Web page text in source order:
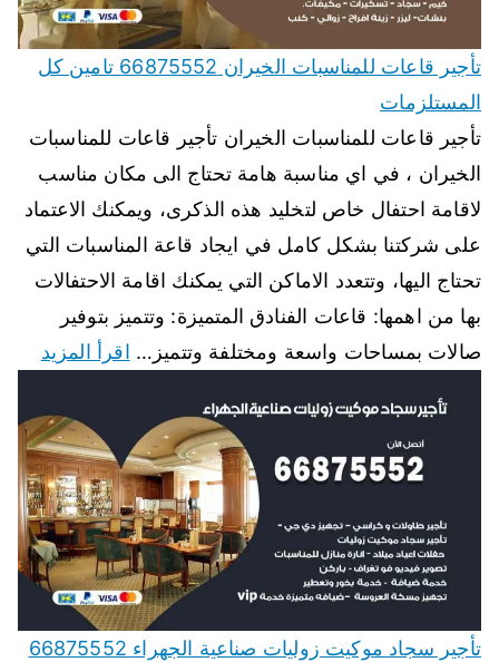
تأجير قاعات للمناسبات الخيران 66875552 تامين كل
المستلزمات
تأجير قاعات للمناسبات الخيران تأجير قاعات للمناسبات
الخيران ، في اي مناسبة هامة تحتاج الى مكان مناسب
لاقامة احتفال خاص لتخليد هذه الذكرى، ويمكنك الاعتماد
على شركتنا بشكل كامل في ايجاد قاعة المناسبات التي
تحتاج اليها، وتتعدد الاماكن التي يمكنك اقامة الاحتفالات
بها من اهمها: قاعات الفنادق المتميزة: وتتميز بتوفير
صالات بمساحات واسعة ومختلفة وتتميز… اقرأ المزيد
تأجير سجاد موكيت زوليات صناعية الجهراء 66875552